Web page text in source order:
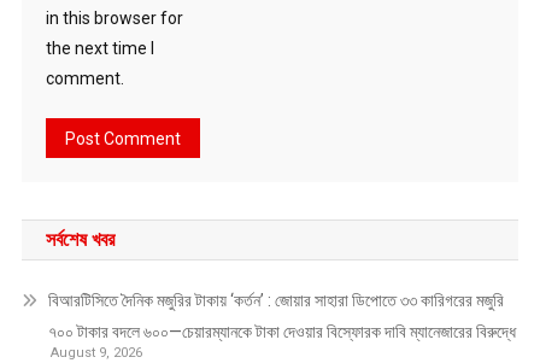
in this browser for
the next time I
comment.
সর্বশেষ খবর
বিআরটিসিতে দৈনিক মজুরির টাকায় ‘কর্তন’ : জোয়ার সাহারা ডিপোতে ৩৩ কারিগরের মজুরি
৭০০ টাকার বদলে ৬০০—চেয়ারম্যানকে টাকা দেওয়ার বিস্ফোরক দাবি ম্যানেজারের বিরুদ্ধে
August 9, 2026